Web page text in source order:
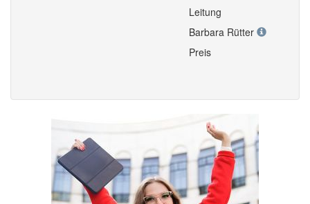
Leitung
Barbara Rütter
Preis